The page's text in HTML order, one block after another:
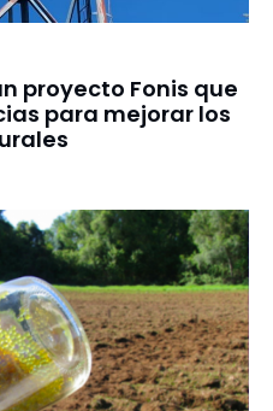
proyecto Fonis que
para mejorar los